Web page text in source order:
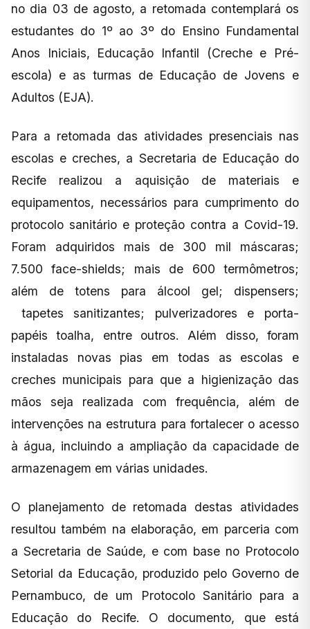
no dia 03 de agosto, a retomada contemplará os
estudantes do 1º ao 3º do Ensino Fundamental
Anos Iniciais, Educação Infantil (Creche e Pré-
escola) e as turmas de Educação de Jovens e
Adultos (EJA).
Para a retomada das atividades presenciais nas
escolas e creches, a Secretaria de Educação do
Recife realizou a aquisição de materiais e
equipamentos, necessários para cumprimento do
protocolo sanitário e proteção contra a Covid-19.
Foram adquiridos mais de 300 mil máscaras;
7.500 face-shields; mais de 600 termômetros;
além de totens para álcool gel; dispensers;
tapetes sanitizantes; pulverizadores e porta-
papéis toalha, entre outros. Além disso, foram
instaladas novas pias em todas as escolas e
creches municipais para que a higienização das
mãos seja realizada com frequência, além de
intervenções na estrutura para fortalecer o acesso
à água, incluindo a ampliação da capacidade de
armazenagem em várias unidades.
O planejamento de retomada destas atividades
resultou também na elaboração, em parceria com
a Secretaria de Saúde, e com base no Protocolo
Setorial da Educação, produzido pelo Governo de
Pernambuco, de um Protocolo Sanitário para a
Educação do Recife. O documento, que está